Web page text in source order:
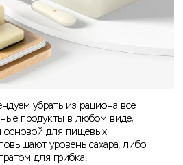
убрать из рациона все
продукты в любом виде,
основой для пищевых
уровень сахара, либо
для грибка.